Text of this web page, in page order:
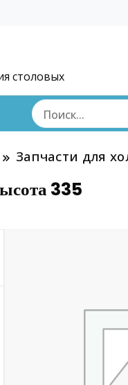
столовых
Запчасти для
335